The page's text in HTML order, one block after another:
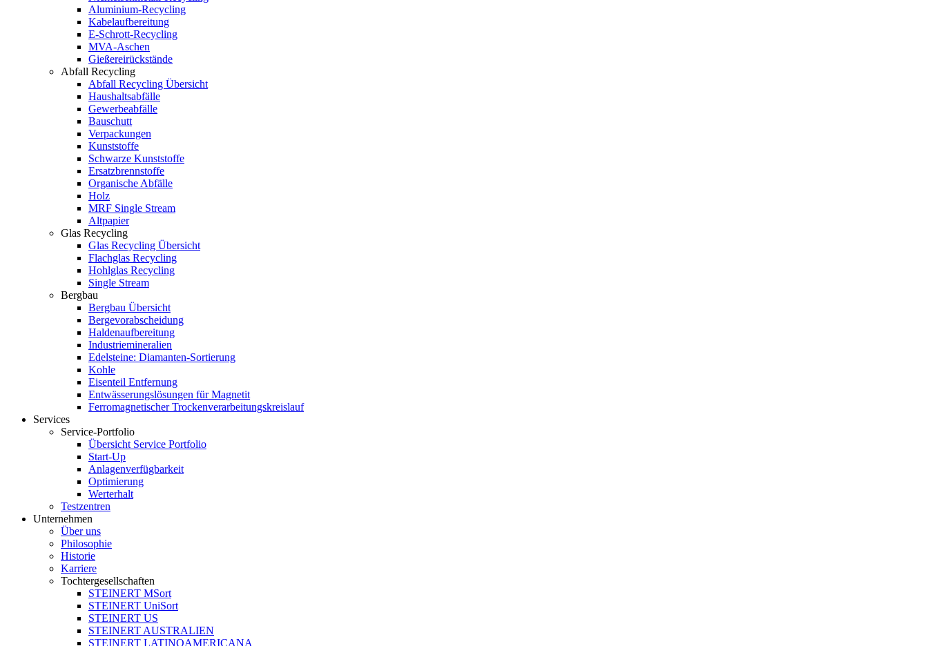
Aluminium-Recycling
Kabelaufbereitung
E-Schrott-Recycling
MVA-Aschen
Gießereirückstände
Abfall Recycling
Abfall Recycling Übersicht
Haushaltsabfälle
Gewerbeabfälle
Bauschutt
Verpackungen
Kunststoffe
Schwarze Kunststoffe
Ersatzbrennstoffe
Organische Abfälle
Holz
MRF Single Stream
Altpapier
Glas Recycling
Glas Recycling Übersicht
Flachglas Recycling
Hohlglas Recycling
Single Stream
Bergbau
Bergbau Übersicht
Bergevorabscheidung
Haldenaufbereitung
Industriemineralien
Edelsteine: Diamanten-Sortierung
Kohle
Eisenteil Entfernung
Entwässerungslösungen für Magnetit
Ferromagnetischer Trockenverarbeitungskreislauf
Services
Service-Portfolio
Übersicht Service Portfolio
Start-Up
Anlagenverfügbarkeit
Optimierung
Werterhalt
Testzentren
Unternehmen
Über uns
Philosophie
Historie
Karriere
Tochtergesellschaften
STEINERT MSort
STEINERT UniSort
STEINERT US
STEINERT AUSTRALIEN
STEINERT LATINOAMERICANA